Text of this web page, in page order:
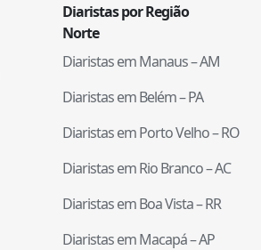
Diaristas por Região
Norte
Diaristas emManaus–AM
Diaristas emBelém–PA
Diaristas emPorto Velho–RO
Diaristas emRio Branco–AC
Diaristas emBoa Vista–RR
Diaristas emMacapá–AP